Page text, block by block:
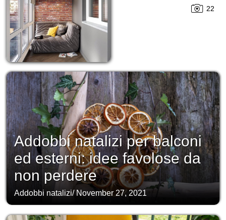
22
Addobbi natalizi per balconi
ed esterni: idee favolose da
non perdere
Addobbi natalizi/ November 27, 2021